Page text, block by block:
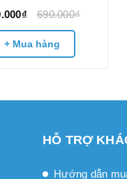
690.000₫
+ Mua hàng
HỖ TRỢ
Hướng dẫn